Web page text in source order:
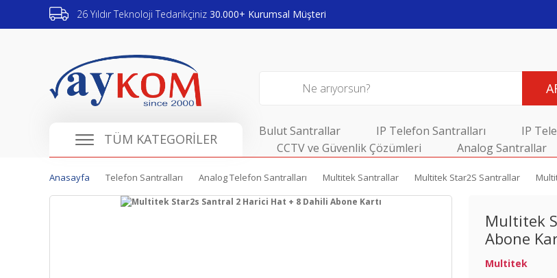
26 Yıldır Teknoloji Tedarikçiniz 30.000+ Kurumsal Müşteri
TÜM KATEGORİLER Bulut Santrallar IP Telefon Santralları IP
CCTV ve Güvenlik Çözümleri
Analog Santrallar
Anasayfa Telefon Santralları Analog Telefon Santralları Multitek Santrallar Multitek Star2S Santrallar
Multitek
Abone
Multitek